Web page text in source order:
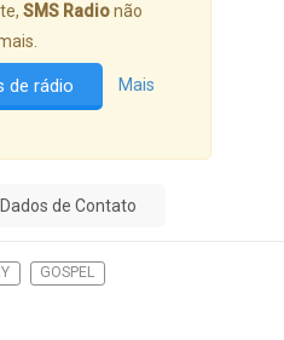
SMS Radionão
de rádio Mais
Dados de Contato
GOSPEL